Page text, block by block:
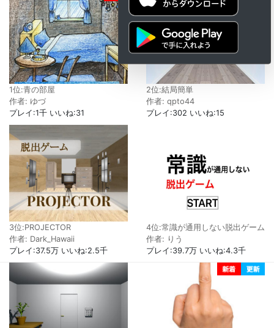
1位:青の部屋
作者: ゆづ
プレイ:1千 いいね:31
2位:結局簡単
作者: qpto44
プレイ:302 いいね:15
3位:PROJECTOR
作者: Dark_Hawaii
プレイ:37.5万 いいね:2.5千
4位:常識が通用しない脱出ゲーム
作者: りう
プレイ:39.7万 いいね:4.3千